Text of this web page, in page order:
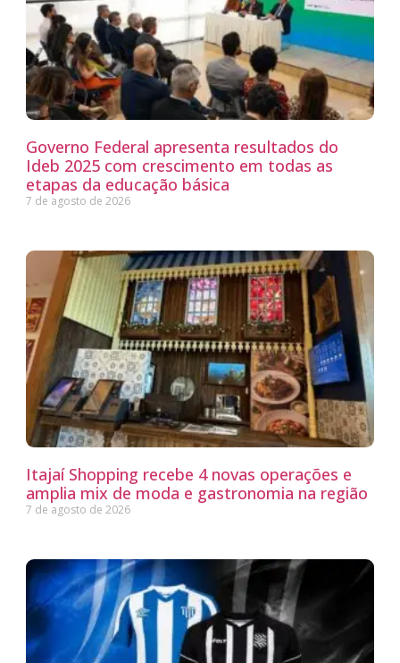
Governo Federal apresenta resultados do
Ideb 2025 com crescimento em todas as
etapas da educação básica
7 de agosto de 2026
Itajaí Shopping recebe 4 novas operações e
amplia mix de moda e gastronomia na região
7 de agosto de 2026